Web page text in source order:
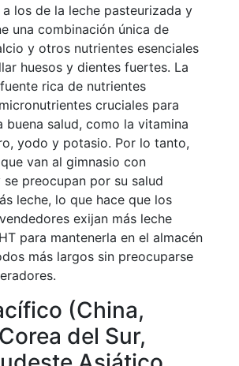
los de la leche pasteurizada y
una combinación única de
y otros nutrientes esenciales
huesos y dientes fuertes. La
rica de nutrientes
cruciales para
buena salud, como la vitamina
yodo y potasio. Por lo tanto,
van al gimnasio con
preocupan por su salud
leche, lo que hace que los
exijan más leche
para mantenerla en el almacén
más largos sin preocuparse
(China,
del Sur,